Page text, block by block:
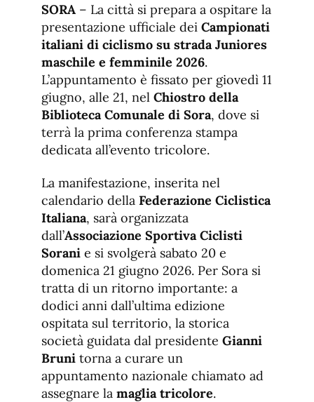
fuente
de
fuente.
SORA – La città si prepara a ospitare la
presentazione ufficiale dei Campionati
italiani di ciclismo su strada Juniores
maschile e femminile 2026.
L’appuntamento è fissato per giovedì 11
giugno, alle 21, nel Chiostro della
Biblioteca Comunale di Sora, dove si
terrà la prima conferenza stampa
dedicata all’evento tricolore.
La manifestazione, inserita nel
calendario della Federazione Ciclistica
Italiana, sarà organizzata
dall’Associazione Sportiva Ciclisti
Sorani e si svolgerà sabato 20 e
domenica 21 giugno 2026. Per Sora si
tratta di un ritorno importante: a
dodici anni dall’ultima edizione
ospitata sul territorio, la storica
società guidata dal presidente Gianni
Bruni torna a curare un
appuntamento nazionale chiamato ad
assegnare la maglia tricolore.